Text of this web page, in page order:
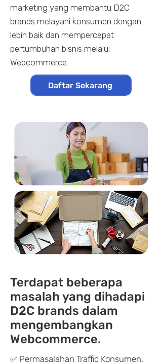
marketing yang membantu D2C
brands melayani konsumen dengan
lebih baik dan mempercepat
pertumbuhan bisnis melalui
Webcommerce.
Daftar Sekarang
Terdapat beberapa
masalah yang dihadapi
D2C brands dalam
mengembangkan
Webcommerce.
✅ Permasalahan Traffic Konsumen.